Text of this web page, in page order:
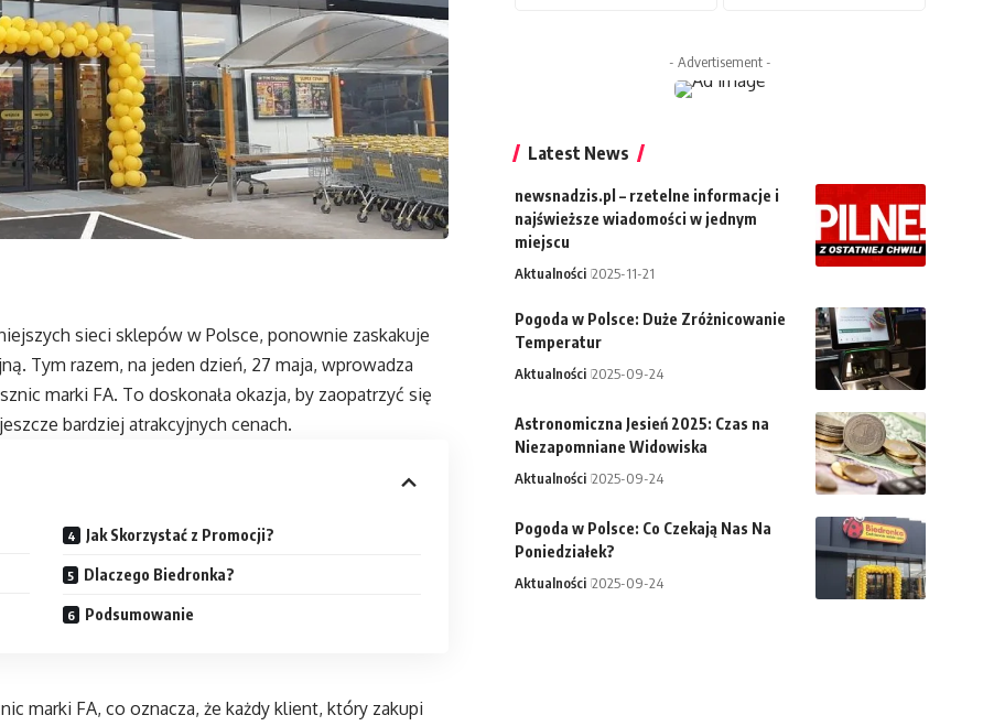
sieci sklepów w Polsce, ponownie zaskakuje
Tym razem, na jeden dzień, 27 maja, wprowadza
marki FA. To doskonała okazja, by zaopatrzyć się
bardziej atrakcyjnych cenach.
Jak Skorzystać z Promocji?
Dlaczego Biedronka?
Podsumowanie
marki FA, co oznacza, że każdy klient, który zakupi
- Advertisement -
Latest News
newsnadzis.pl – rzetelne informacje i
najświeższe wiadomości w jednym
miejscu
Aktualności 2025-11-21
Pogoda w Polsce: Duże Zróżnicowanie
Temperatur
Aktualności 2025-09-24
Astronomiczna Jesień 2025: Czas na
Niezapomniane Widowiska
Aktualności 2025-09-24
Pogoda w Polsce: Co Czekają Nas Na
Poniedziałek?
Aktualności 2025-09-24